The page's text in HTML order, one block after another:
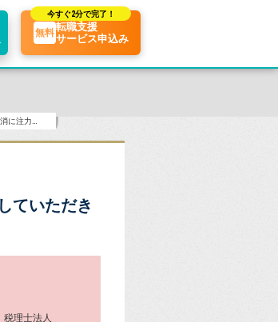
今すぐ2分で完了！
無料転職支援
サービス申込み
の紹介
ウ
ス
求人情報
ていただき
税理士法人